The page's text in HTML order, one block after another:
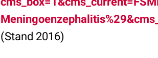
(Stand 2016)